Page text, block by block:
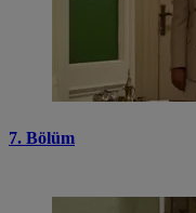
7. Bölüm